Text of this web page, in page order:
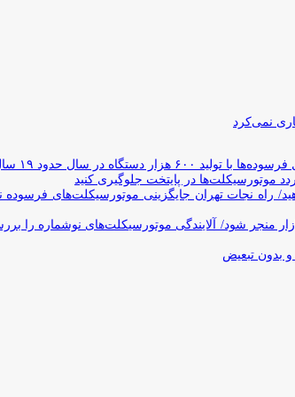
نمی‌کرد
حدود ۱۹ سال طول می‌کشد
در پایتخت جلوگیری کنید
راه نجات تهران جایگزینی موتورسیکلت‌های
منجر شود/ آلایندگی موتورسیکلت‌های نوشماره را
و بدون تبعیض